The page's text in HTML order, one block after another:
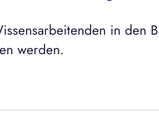
in den
werden.